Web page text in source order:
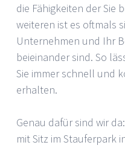
die Fähigkeiten der Sie
weiteren ist es oftmals
Unternehmen und Ihr
beieinander sind. So
Sie immer schnell und
erhalten.
Genau dafür sind wir
mit Sitz im Stauferpark